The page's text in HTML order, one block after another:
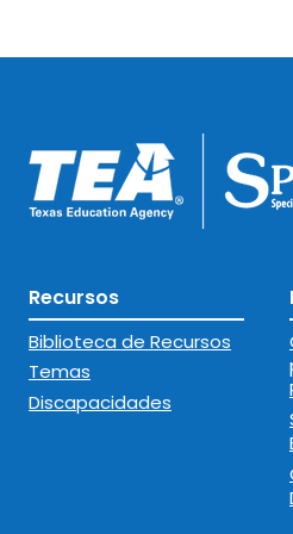
Recursos
Biblioteca de Recursos
Temas
Discapacidades